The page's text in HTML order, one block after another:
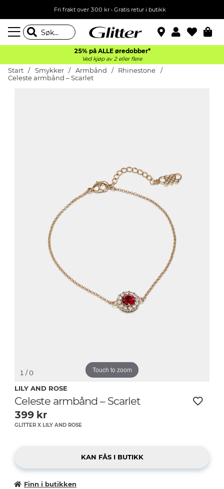
Fri frakt over 300 kr • Gratis retur i butikk
25% på ALLE øredobber*
Ved kjøp av 2 eller flere
Start Smykker Armbånd
Rhinestone
Celeste armbånd – Scarlet
Touch to zoom
1 / 0
LILY AND ROSE
Celeste armbånd – Scarlet
399 kr
GLITTER X LILY AND ROSE
Finn i butikken